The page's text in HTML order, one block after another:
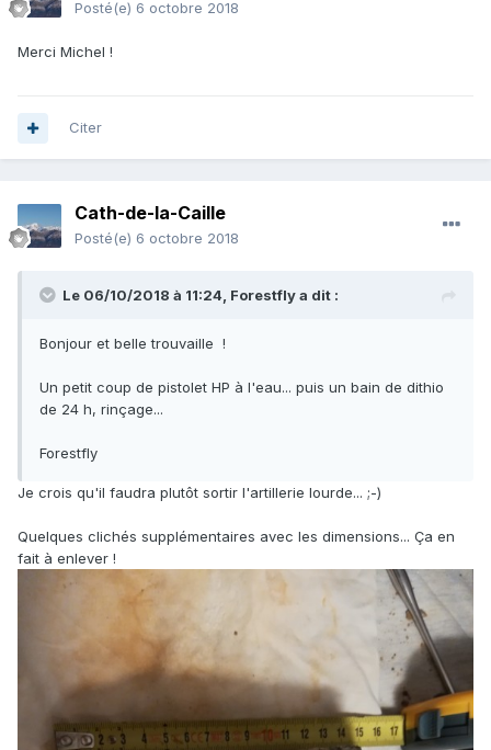
Posté(e) 6 octobre 2018
Merci Michel !
Citer
Cath-de-la-Caille
Posté(e) 6 octobre 2018
Le 06/10/2018 à 11:24, Forestflya dit :
Bonjour et belle trouvaille !
Un petit coup de pistolet HP à l'eau... puis un bain de dithio
de 24 h, rinçage...
Forestfly
Je crois qu'il faudra plutôt sortir l'artillerie lourde... ;-)
Quelques clichés supplémentaires avec les dimensions... Ça en
fait à enlever !